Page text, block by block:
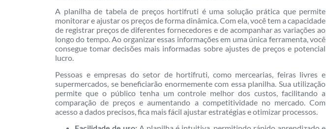
A planilha de tabela de preços hortifruti é uma solução prática que permite
monitorar e ajustar os preços de forma dinâmica. Com ela, você tem a capacidade
de registrar preços de diferentes fornecedores e de acompanhar as variações ao
longo do tempo. Ao organizar essas informações em uma única ferramenta, você
consegue tomar decisões mais informadas sobre ajustes de preços e potencial
lucro.
Pessoas e empresas do setor de hortifruti, como mercearias, feiras livres e
supermercados, se beneficiarão enormemente com essa planilha. Sua utilização
permite que o público tenha um controle melhor dos custos, facilitando a
comparação de preços e aumentando a competitividade no mercado. Com
acesso a dados precisos, fica mais fácil ajustar estratégias e otimizar processos.